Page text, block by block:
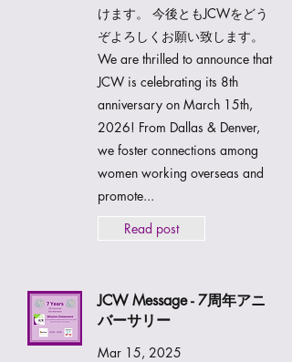
けます。 今後ともJCWをどう
ぞよろしくお願い致します。
We are thrilled to announce that
JCW is celebrating its 8th
anniversary on March 15th,
2026! From Dallas & Denver,
we foster connections among
women working overseas and
promote...
Read post
JCW Message - 7周年アニ
バーサリー
Mar 15, 2025